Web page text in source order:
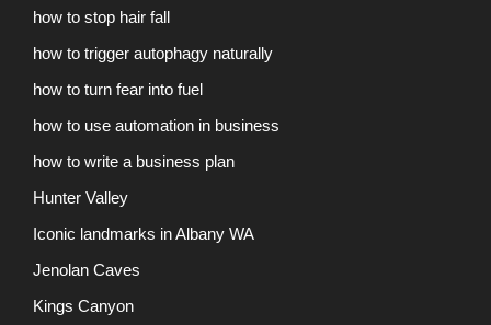
how to stop hair fall
how to trigger autophagy naturally
how to turn fear into fuel
how to use automation in business
how to write a business plan
Hunter Valley
Iconic landmarks in Albany WA
Jenolan Caves
Kings Canyon